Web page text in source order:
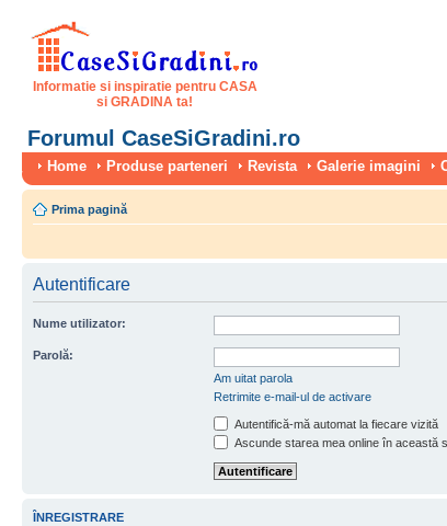
Informatie si inspiratie pentru CASA
si GRADINA ta!
Forumul CaseSiGradini.ro
Home Produse parteneri Revista Galerie imagini
Prima pagină
Autentificare
Nume utilizator:
Parolă:
Am uitat parola
Retrimite e-mail-ul de activare
Autentifică-mă automat la fiecare vizită
Ascunde starea mea online în această
ÎNREGISTRARE